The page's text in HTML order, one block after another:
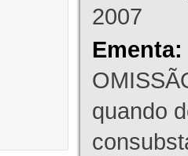
2007
Ementa:
quando